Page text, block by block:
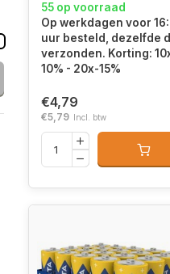
55 op voorraad
Op werkdagen voor
uur besteld, dezelfde
verzonden. Korting:
10% - 20x-15%
€4,79
€5,79 Incl. btw